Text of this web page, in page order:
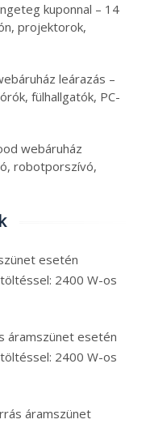
kuponnal – 14
projektorok,
leárazás –
fülhallgatók, PC-
webáruház
robotporszívó,
esetén
2400 W-os
áramszünet esetén
2400 W-os
áramszünet